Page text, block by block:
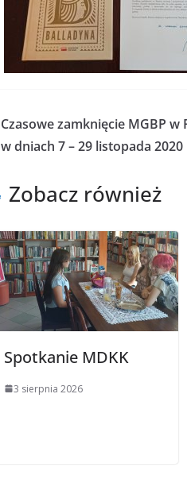
Czasowe zamknięcie MGBP w
w dniach 7 – 29 listopada 2020
Zobacz również
Spotkanie MDKK
3 sierpnia 2026